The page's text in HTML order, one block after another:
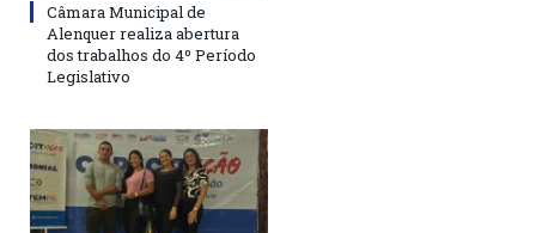
Câmara Municipal de
Alenquer realiza abertura
dos trabalhos do 4º Período
Legislativo